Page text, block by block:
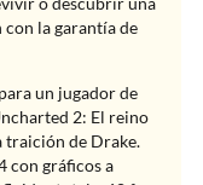
con la garantía de
un jugador de
2: El reino
traición de Drake.
con gráficos a